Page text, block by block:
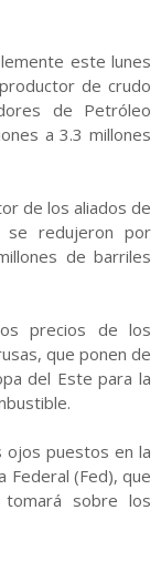
este lunes
de crudo
de Petróleo
a 3.3 millones
de los aliados de
se redujeron por
de barriles
precios de los
que ponen de
del Este para la
puestos en la
Federal (Fed), que
sobre los